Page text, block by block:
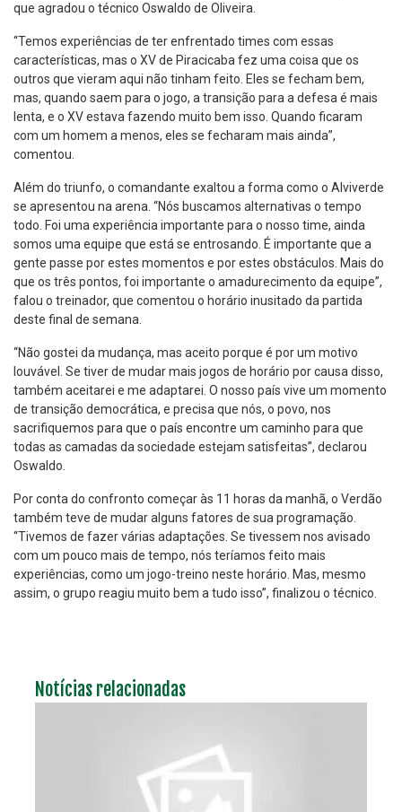
que agradou o técnico Oswaldo de Oliveira.
“Temos experiências de ter enfrentado times com essas
características, mas o XV de Piracicaba fez uma coisa que os
outros que vieram aqui não tinham feito. Eles se fecham bem,
mas, quando saem para o jogo, a transição para a defesa é mais
lenta, e o XV estava fazendo muito bem isso. Quando ficaram
com um homem a menos, eles se fecharam mais ainda”,
comentou.
Além do triunfo, o comandante exaltou a forma como o Alviverde
se apresentou na arena. “Nós buscamos alternativas o tempo
todo. Foi uma experiência importante para o nosso time, ainda
somos uma equipe que está se entrosando. É importante que a
gente passe por estes momentos e por estes obstáculos. Mais do
que os três pontos, foi importante o amadurecimento da equipe”,
falou o treinador, que comentou o horário inusitado da partida
deste final de semana.
“Não gostei da mudança, mas aceito porque é por um motivo
louvável. Se tiver de mudar mais jogos de horário por causa disso,
também aceitarei e me adaptarei. O nosso país vive um momento
de transição democrática, e precisa que nós, o povo, nos
sacrifiquemos para que o país encontre um caminho para que
todas as camadas da sociedade estejam satisfeitas”, declarou
Oswaldo.
Por conta do confronto começar às 11 horas da manhã, o Verdão
também teve de mudar alguns fatores de sua programação.
“Tivemos de fazer várias adaptações. Se tivessem nos avisado
com um pouco mais de tempo, nós teríamos feito mais
experiências, como um jogo-treino neste horário. Mas, mesmo
assim, o grupo reagiu muito bem a tudo isso”, finalizou o técnico.
Notícias relacionadas